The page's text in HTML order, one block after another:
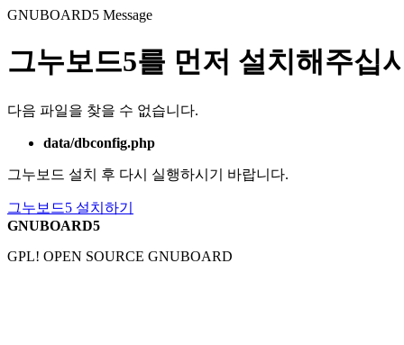
GNUBOARD5 Message
그누보드5를 먼저 설치해주십
다음 파일을 찾을 수 없습니다.
data/dbconfig.php
그누보드 설치 후 다시 실행하시기 바랍니다.
그누보드5 설치하기
GNUBOARD5
GPL! OPEN SOURCE GNUBOARD